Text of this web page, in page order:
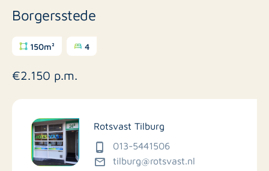
Borgersstede
150m² 4
€2.150 p.m.
Rotsvast Tilburg
013-5441506
tilburg@rotsvast.nl